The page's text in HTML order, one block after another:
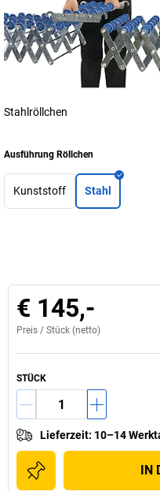
Stahlröllchen
Ausführung Röllchen
Kunststoff Stahl
€ 145,-
Preis / Stück (netto)
STÜCK
Lieferzeit: 10–14
IN